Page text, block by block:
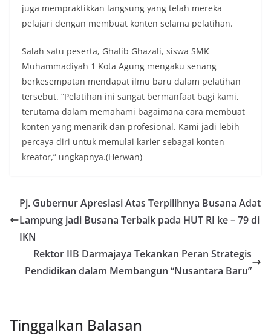
juga mempraktikkan langsung yang telah mereka
pelajari dengan membuat konten selama pelatihan.
Salah satu peserta, Ghalib Ghazali, siswa SMK
Muhammadiyah 1 Kota Agung mengaku senang
berkesempatan mendapat ilmu baru dalam pelatihan
tersebut. “Pelatihan ini sangat bermanfaat bagi kami,
terutama dalam memahami bagaimana cara membuat
konten yang menarik dan profesional. Kami jadi lebih
percaya diri untuk memulai karier sebagai konten
kreator,” ungkapnya.(Herwan)
Pj. Gubernur Apresiasi Atas Terpilihnya Busana Adat
Lampung jadi Busana Terbaik pada HUT RI ke – 79 di
IKN
Rektor IIB Darmajaya Tekankan Peran Strategis
Pendidikan dalam Membangun “Nusantara Baru”
Tinggalkan Balasan